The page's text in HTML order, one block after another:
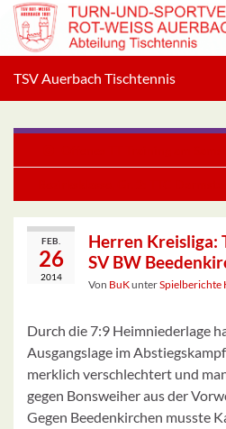
TSV Auerbach Tischtennis
FEB.
26
2014
Herren Kreisliga:
SV BW
Von BuKunterSpielberichte
Durch die 7:9 Heimniederlage
Ausgangslage im
merklich verschlechtert und
gegen Bonsweiher aus der
Gegen Beedenkirchen musste